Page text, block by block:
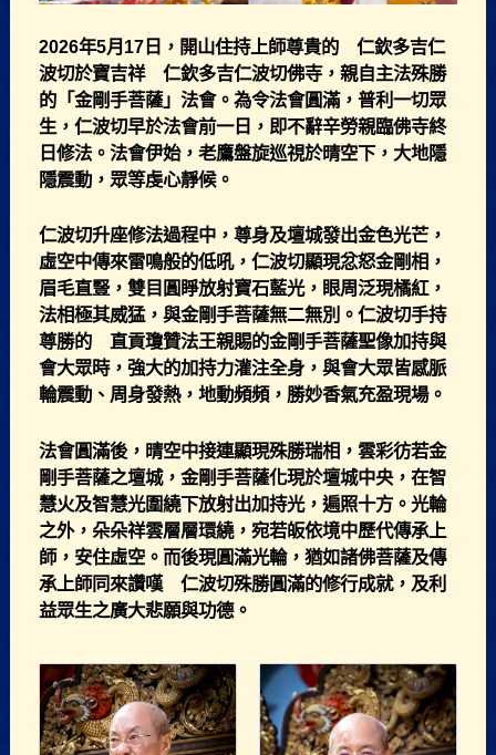
2026年5月17日，開山住持上師尊貴的 仁欽多吉仁
波切於寶吉祥 仁欽多吉仁波切佛寺，親自主法殊勝
的「金剛手菩薩」法會。為令法會圓滿，普利一切眾
生，仁波切早於法會前一日，即不辭辛勞親臨佛寺終
日修法。法會伊始，老鷹盤旋巡視於晴空下，大地隱
隱震動，眾等虔心靜候。
仁波切升座修法過程中，尊身及壇城發出金色光芒，
虛空中傳來雷鳴般的低吼，仁波切顯現忿怒金剛相，
眉毛直豎，雙目圓睜放射寶石藍光，眼周泛現橘紅，
法相極其威猛，與金剛手菩薩無二無別。仁波切手持
尊勝的 直貢瓊贊法王親賜的金剛手菩薩聖像加持與
會大眾時，強大的加持力灌注全身，與會大眾皆感脈
輪震動、周身發熱，地動頻頻，勝妙香氣充盈現場。
法會圓滿後，晴空中接連顯現殊勝瑞相，雲彩彷若金
剛手菩薩之壇城，金剛手菩薩化現於壇城中央，在智
慧火及智慧光圍繞下放射出加持光，遍照十方。光輪
之外，朵朵祥雲層層環繞，宛若皈依境中歷代傳承上
師，安住虛空。而後現圓滿光輪，猶如諸佛菩薩及傳
承上師同來讚嘆 仁波切殊勝圓滿的修行成就，及利
益眾生之廣大悲願與功德。